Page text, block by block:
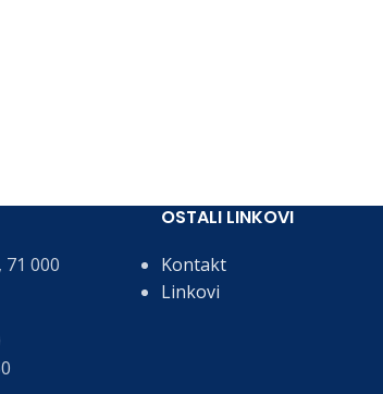
000
OSTALI LINKOVI
Kontakt
Linkovi